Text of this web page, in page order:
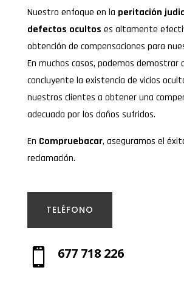
Nuestro enfoque en la peritación
defectos ocultos es altamente
obtención de compensaciones para
En muchos casos, podemos demostrar
concluyente la existencia de vicios
nuestros clientes a obtener una
adecuada por los daños sufridos.
En Compruebacar, aseguramos el
reclamación.
TELÉFONO
 677 718 226